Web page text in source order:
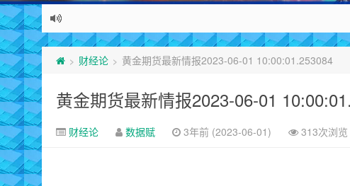
> 财经论 > 黄金期货最新情报2023-06-01 10:00:01.253084
黄金期货最新情报2023-06-01
财经论 数据赋 3年前 (2023-06-01) 313次浏览